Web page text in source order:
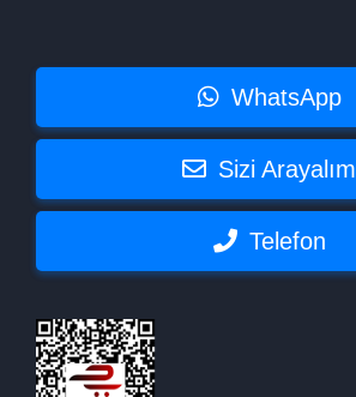
WhatsApp
Sizi Arayalım
Telefon